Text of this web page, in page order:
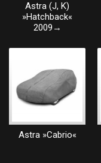
Astra (J, K)
»Hatchback«
2009→
Astra »Cabrio«